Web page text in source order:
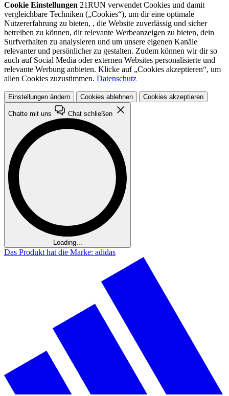
Cookie Einstellungen 21RUN verwendet Cookies und damit
vergleichbare Techniken („Cookies“), um dir eine optimale
Nutzererfahrung zu bieten, , die Website zuverlässig und sicher
betreiben zu können, dir relevante Werbeanzeigen zu bieten, dein
Surfverhalten zu analysieren und um unsere eigenen Kanäle
relevanter und persönlicher zu gestalten. Zudem können wir dir so
auch auf Social Media oder externen Websites personalisierte und
relevante Werbung anbieten. Klicke auf „Cookies akzeptieren“, um
allen Cookies zuzustimmen. Datenschutz
Einstellungen ändern Cookies ablehnen Cookies akzeptieren
Chatte mit uns Chat schließen
Loading...
Das Produkt hat die Marke: adidas